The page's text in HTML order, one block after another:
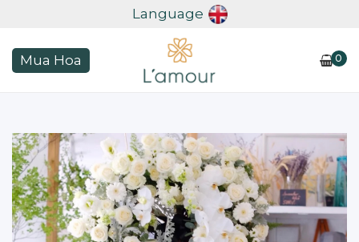
Language
Mua Hoa 0